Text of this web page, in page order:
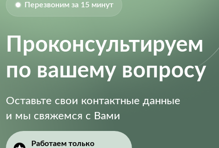
Перезвоним за 15 минут
Проконсультируем
по вашему вопросу
Оставьте свои контактные данные
и мы свяжемся с Вами
Работаем только